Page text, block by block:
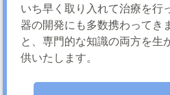
いち早く取り入れて治療を行
器の開発にも多数携わってき
と、専門的な知識の両方を生
供いたします。